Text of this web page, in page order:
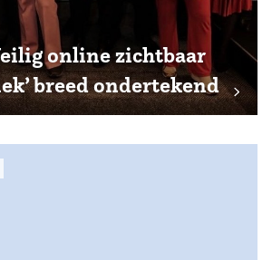
online zichtbaar
breed ondertekend